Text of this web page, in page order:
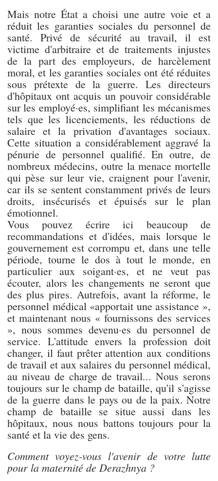
Mais notre État a choisi une autre voie et a
réduit les garanties sociales du personnel de
santé. Privé de sécurité au travail, il est
victime d'arbitraire et de traitements injustes
de la part des employeurs, de harcèlement
moral, et les garanties sociales ont été réduites
sous prétexte de la guerre. Les directeurs
d'hôpitaux ont acquis un pouvoir considérable
sur les employé·es, simplifiant les mécanismes
tels que les licenciements, les réductions de
salaire et la privation d'avantages sociaux.
Cette situation a considérablement aggravé la
pénurie de personnel qualifié. En outre, de
nombreux médecins, outre la menace mortelle
qui pèse sur leur vie, craignent pour l'avenir,
car ils se sentent constamment privés de leurs
droits, insécurisés et épuisés sur le plan
émotionnel.
Vous pouvez écrire ici beaucoup de
recommandations et d'idées, mais lorsque le
gouvernement est corrompu et, dans une telle
période, tourne le dos à tout le monde, en
particulier aux soigant·es, et ne veut pas
écouter, alors les changements ne seront que
des plus pires. Autrefois, avant la réforme, le
personnel médical «apportait une assistance »,
et maintenant nous « fournissons des services
», nous sommes devenu·es du personnel de
service. L'attitude envers la profession doit
changer, il faut prêter attention aux conditions
de travail et aux salaires du personnel médical,
au niveau de charge de travail... Nous serons
toujours sur le champ de bataille, qu'il s'agisse
de la guerre dans le pays ou de la paix. Notre
champ de bataille se situe aussi dans les
hôpitaux, nous nous battons toujours pour la
santé et la vie des gens.
Comment voyez-vous l'avenir de votre lutte
pour la maternité de Derazhnya ?